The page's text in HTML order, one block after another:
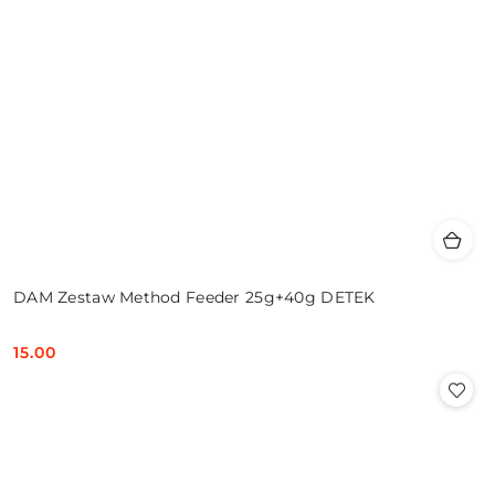
DAM Zestaw Method Feeder 25g+40g DETEK
Cena:
15.00